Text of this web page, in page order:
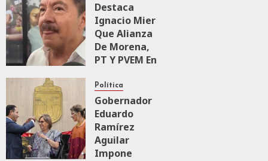
Destaca
Ignacio Mier
Que Alianza
De Morena,
PT Y PVEM En
Firme
AGOSTO 6, 2026
0
167
Política
Gobernador
Eduardo
Ramírez
Aguilar
Impone